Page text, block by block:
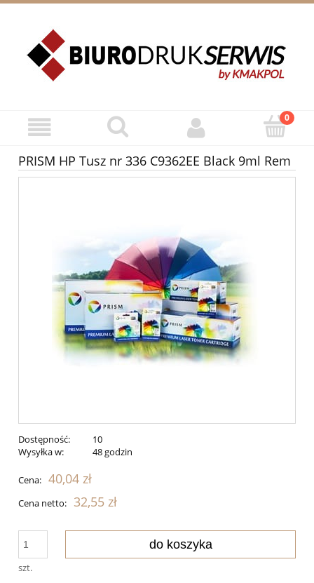
PRISM HP Tusz nr 336 C9362EE Black 9ml Rem
Dostępność:
10
Wysyłka w:
48 godzin
Cena: 40,04 zł
Cena netto: 32,55 zł
szt.
do koszyka